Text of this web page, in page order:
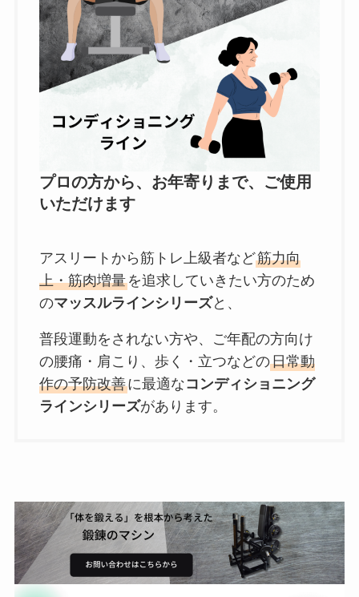
プロの方から、お年寄りまで、ご使用
いただけます
アスリートから筋トレ上級者など筋力向
上・筋肉増量を追求していきたい方のため
のマッスルラインシリーズと、
普段運動をされない方や、ご年配の方向け
の腰痛・肩こり、歩く・立つなどの日常動
作の予防改善に最適なコンディショニング
ラインシリーズがあります。